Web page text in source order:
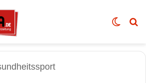
Skin